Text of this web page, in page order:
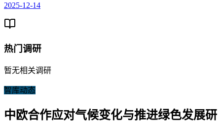
2025-12-14
热门调研
暂无相关调研
智库动态
中欧合作应对气候变化与推进绿色发展研